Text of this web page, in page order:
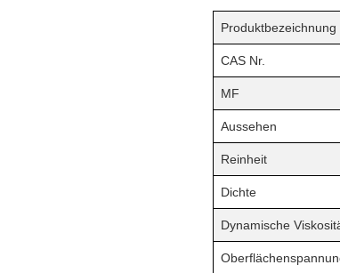
Produktbezeichnung
CAS Nr.
MF
Aussehen
Reinheit
Dichte
Dynamische